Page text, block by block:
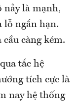
nảy là mạnh,
lỗ ngắn hạn.
càng kém.
tắc hệ
tích cực là
nay hệ thống